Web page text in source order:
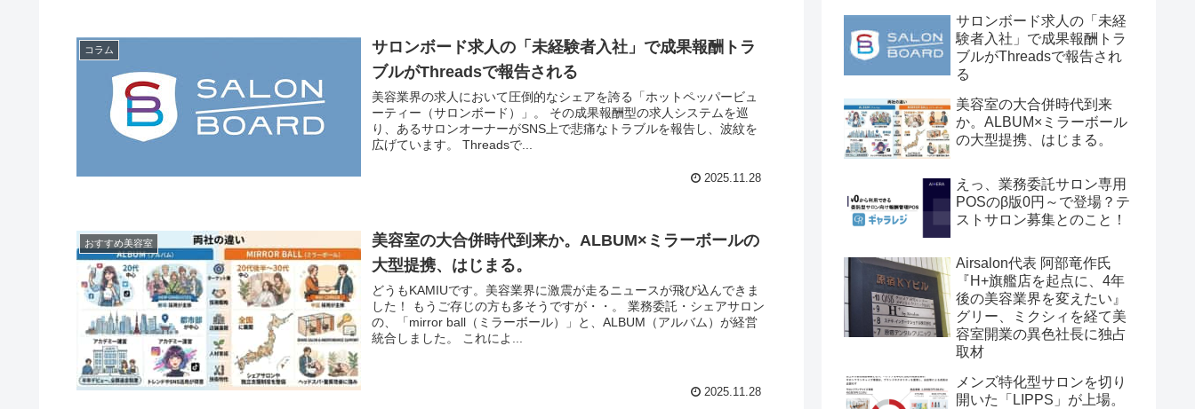
コラム
サロンボード求人の「未経験者入社」で成果報酬トラ
ブルがThreadsで報告される
美容業界の求人において圧倒的なシェアを誇る「ホットペッパービュ
ーティー（サロンボード）」。 その成果報酬型の求人システムを巡
り、あるサロンオーナーがSNS上で悲痛なトラブルを報告し、波紋を
広げています。 Threadsで...
2025.11.28
おすすめ美容室
美容室の大合併時代到来か。ALBUM×ミラーボールの
大型提携、はじまる。
どうもKAMIUです。美容業界に激震が走るニュースが飛び込んできま
した！ もうご存じの方も多そうですが・・。 業務委託・シェアサロン
の、「mirror ball（ミラーボール）」と、ALBUM（アルバム）が経営
統合しました。 これによ...
2025.11.28
サロンボード求人の「未経
験者入社」で成果報酬トラ
ブルがThreadsで報告され
る
美容室の大合併時代到来
か。ALBUM×ミラーボール
の大型提携、はじまる。
えっ、業務委託サロン専用
POSのβ版0円～で登場？テ
ストサロン募集とのこと！
Airsalon代表 阿部竜作氏
『H+旗艦店を起点に、4年
後の美容業界を変えたい』
グリー、ミクシィを経て美
容室開業の異色社長に独占
取材
メンズ特化型サロンを切り
開いた「LIPPS」が上場。